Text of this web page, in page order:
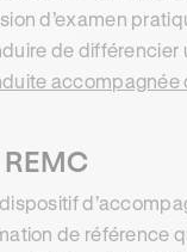
d’examen
de différencier
accompagnée
REMC
de référence